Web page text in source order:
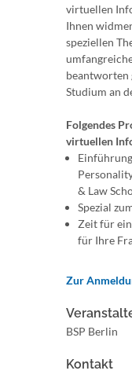
virtuellen
Ihnen
speziellen
beantworten
Studium an
Folgendes
virtuellen
& Law
Spezial
Zeit für
für Ihre
Zur
BSP Berlin
Kontakt